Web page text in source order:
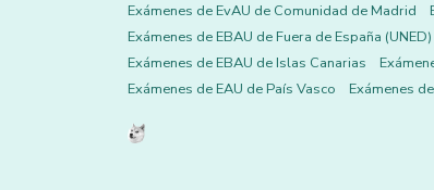
Exámenes de EvAU de Comunidad de Madrid
Exámenes de EBAU de Fuera de España (UNED)
Exámenes de EBAU de Islas Canarias
Exámenes de EAU de País Vasco
Exámenes